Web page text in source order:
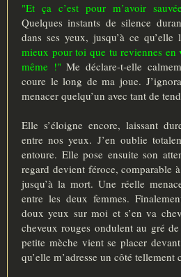
"Et ça c’est pour m’avoir
Quelques instants de silence
dans ses yeux, jusqu’à ce qu’elle
mieux pour toi que tu reviennes en
même !" Me déclare-t-elle
coure le long de ma joue.
menacer quelqu’un avec tant de
Elle s’éloigne encore, laissant
entre nos yeux. J’en oublie
entoure. Elle pose ensuite son
regard devient féroce, comparable
jusqu’à la mort. Une réelle
entre les deux femmes.
doux yeux sur moi et s’en va
cheveux rouges ondulent au gré
petite mèche vient se placer
qu’elle m’adresse un côté tellement